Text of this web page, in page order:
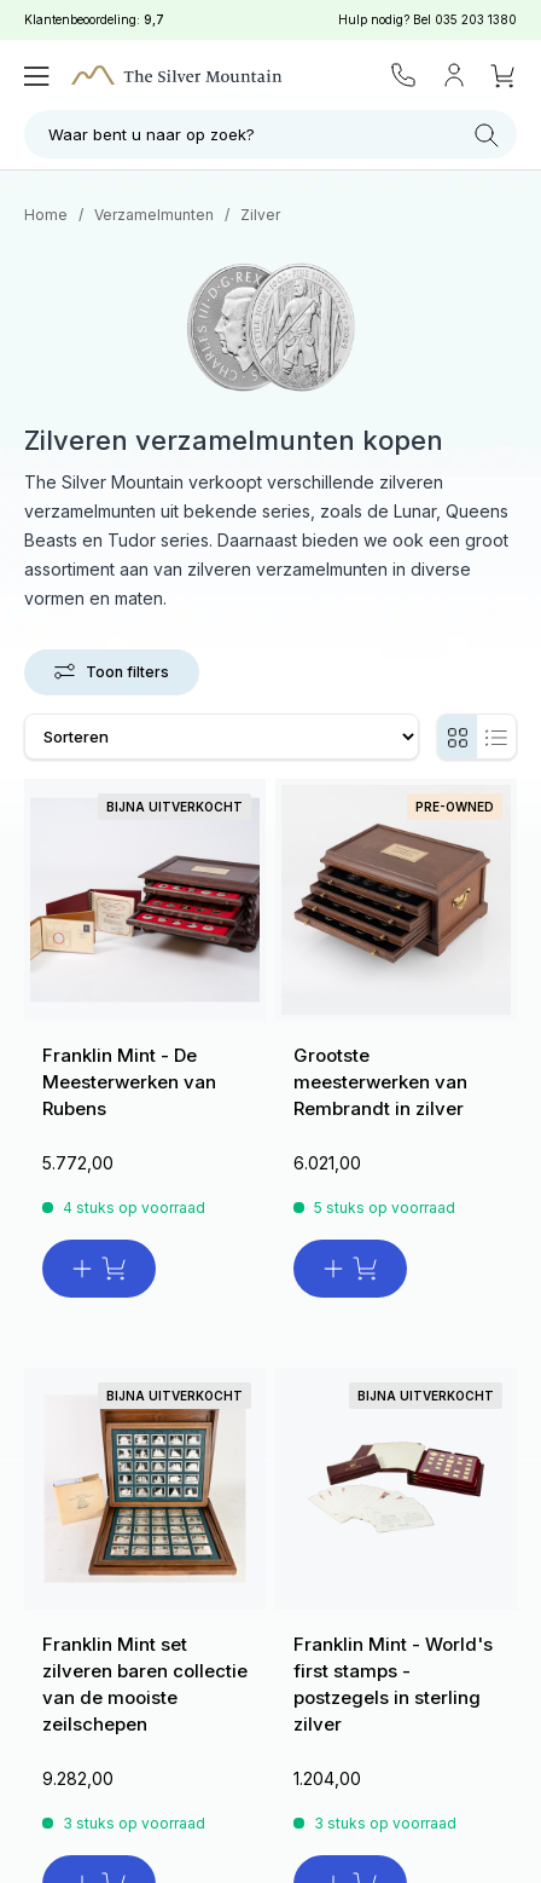
Klantenbeoordeling: 9,7 Hulp nodig? Bel 035 203 1380
Waar bent u naar op zoek?
Filter Zoeken
Home / Verzamelmunten / Zilver
Zilveren verzamelmunten kopen
The Silver Mountain verkoopt verschillende zilveren
verzamelmunten uit bekende series, zoals de Lunar, Queens
Beasts en Tudor series. Daarnaast bieden we ook een groot
assortiment aan van zilveren verzamelmunten in diverse
vormen en maten.
Toon filters
BIJNA UITVERKOCHT
Franklin Mint - De
Meesterwerken van
Rubens
5.772,00
4 stuks op voorraad
PRE-OWNED
Grootste
meesterwerken van
Rembrandt in zilver
6.021,00
5 stuks op voorraad
BIJNA UITVERKOCHT
Franklin Mint set
zilveren baren collectie
van de mooiste
zeilschepen
9.282,00
3 stuks op voorraad
BIJNA UITVERKOCHT
Franklin Mint - World's
first stamps -
postzegels in sterling
zilver
1.204,00
3 stuks op voorraad